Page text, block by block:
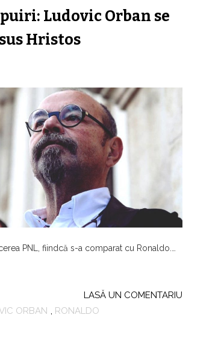
Ludovic Orban se
Hristos
PNL, fiindcă s-a comparat cu Ronaldo.…
ORBAN , RONALDO
LASĂ UN COMENTARIU